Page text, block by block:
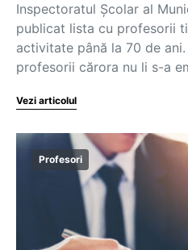
Inspectoratul Școlar al
publicat lista cu profesorii
activitate până la 70 de
profesorii cărora nu li s-a
Vezi articolul
Profesori